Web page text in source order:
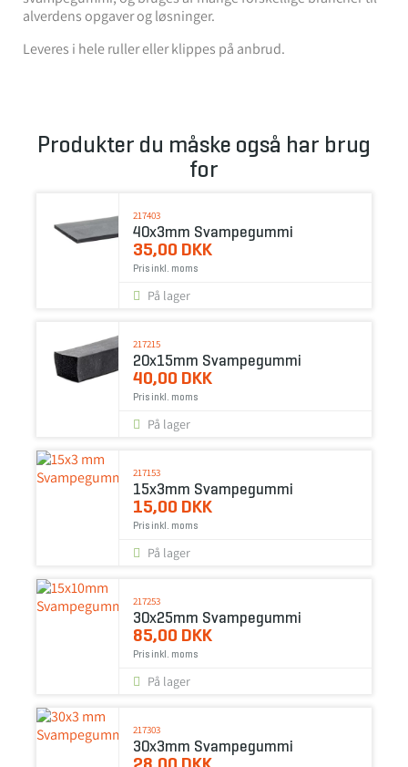
alverdens opgaver og løsninger.
Leveres i hele ruller eller klippes på anbrud.
Produkter du måske også har brug
for
217403
40x3mm Svampegummi
35,00 DKK
Pris inkl. moms
På lager
217215
20x15mm Svampegummi
40,00 DKK
Pris inkl. moms
På lager
217153
15x3mm Svampegummi
15,00 DKK
Pris inkl. moms
På lager
217253
30x25mm Svampegummi
85,00 DKK
Pris inkl. moms
På lager
217303
30x3mm Svampegummi